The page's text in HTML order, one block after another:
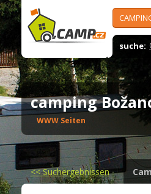
suche:
camping
WWW Seiten
<<Suchergebnissen